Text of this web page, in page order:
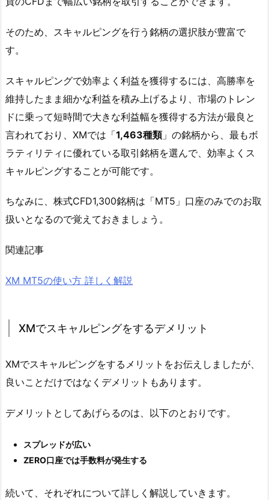
そのため、スキャルピングを行う銘柄の選択肢が豊富で
す。
スキャルピングで効率よく利益を獲得するには、高勝率を
維持したまま細かな利益を積み上げるより、市場のトレン
ドに乗って短時間で大きな利益幅を獲得する方法が最良と
言われており、XMでは「1,463種類」の銘柄から、最もボ
ラティリティに優れている取引銘柄を選んで、効率よくス
キャルピングすることが可能です。
ちなみに、株式CFD1,300銘柄は「MT5」口座のみでのお取
扱いとなるので覚えておきましょう。
関連記事
XM MT5の使い方 詳しく解説
XMでスキャルピングをするデメリット
XMでスキャルピングをするメリットをお伝えしましたが、
良いことだけではなくデメリットもあります。
デメリットとしてあげらるのは、以下のとおりです。
スプレッドが広い
ZERO口座では手数料が発生する
続いて、それぞれについて詳しく解説していきます。